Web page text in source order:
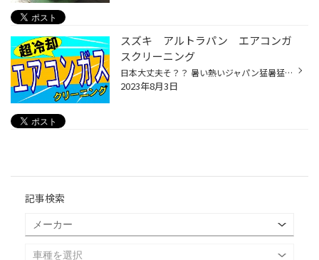
スズキ アルトラパン エアコンガ
スクリーニング
日本大丈夫そ？？ 暑い熱いジャパン猛暑猛暑の激夏 10年くらい前、車運転してても窓開ければ過ごせてた気がします それが今どおです？？ エアコンなしなんてあり得ない！！ スイッチオン ぬ、ぬるいーーーー！！ てことで お車の疲れたエアコンガスをクリーニングしてから戻して、足りない分を補充...
2023年8月3日
記事検索